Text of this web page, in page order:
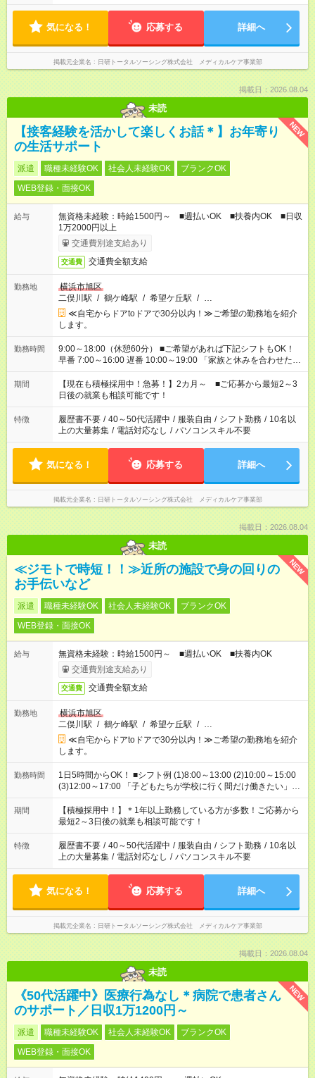
気になる！ 応募する 詳細へ
掲載元企業名 日研トータルソーシング株式会社 メディカルケア事業部
掲載日：2026.08.04
未読
NEW
【接客経験を活かして楽しくお話＊】お年寄り
の生活サポート
派遣 職種未経験OK 社会人未経験OK
ブランクOK
WEB登録・面接OK
給与
無資格未経験：時給1500円～ ■週払いOK ■扶養内OK ■日収
1万2000円以上
交通費別途支給あり
交通費 交通費全額支給
勤務地
横浜市旭区
二俣川駅 / 鶴ケ峰駅 / 希望ケ丘駅 / …
≪自宅からドアtoドアで30分以内！≫ご希望の勤務地を紹介
します。
勤務時間
9:00～18:00（休憩60分） ■ご希望があれば下記シフトもOK！
早番 7:00～16:00 遅番 10:00～19:00 「家族と休みを合わせた
い」 「余裕を持って夕飯の準備がしたい」 「できれば残業はし
たくない」 など、ご希望を教えてくださいね。 ※Wワーク希望
の方へ 今ご覧のお仕事で希望する勤務時間と、もう1つのお仕事
の勤務時間。 合計で週40時間を超える場合は応募できません。
期間
【現在も積極採用中！急募！】2カ月～ ■ご応募から最短2～3
日後の就業も相談可能です！
特徴 履歴書不要 / 40～50代活躍中 / 服装自由 / シフト勤務 / 10名以
上の大量募集 / 電話対応なし / パソコンスキル不要
気になる！ 応募する 詳細へ
掲載元企業名 日研トータルソーシング株式会社 メディカルケア事業部
掲載日：2026.08.04
未読
NEW
≪ジモトで時短！！≫近所の施設で身の回りの
お手伝いなど
派遣 職種未経験OK 社会人未経験OK
ブランクOK
WEB登録・面接OK
給与
無資格未経験：時給1500円～ ■週払いOK ■扶養内OK
交通費別途支給あり
交通費 交通費全額支給
勤務地
横浜市旭区
二俣川駅 / 鶴ケ峰駅 / 希望ケ丘駅 / …
≪自宅からドアtoドアで30分以内！≫ご希望の勤務地を紹介
します。
勤務時間
1日5時間からOK！ ■シフト例 (1)8:00～13:00 (2)10:00～15:00
(3)12:00～17:00 「子どもたちが学校に行く間だけ働きたい」
「余裕を持って夕飯の準備がしたい」 「午前中は働いて、午後
はプライベートの時間にしたい」 など、ご希望を教えてくださ
いね。 ※Wワーク希望の方へ 今ご覧のお仕事で希望する勤務時
間と、もう1つのお仕事の勤務時間。 合計で週40時間を超える
場合は応募できません。
期間
【積極採用中！】＊1年以上勤務している方が多数！ご応募から
最短2～3日後の就業も相談可能です！
特徴 履歴書不要 / 40～50代活躍中 / 服装自由 / シフト勤務 / 10名以
上の大量募集 / 電話対応なし / パソコンスキル不要
気になる！ 応募する 詳細へ
掲載元企業名 日研トータルソーシング株式会社 メディカルケア事業部
掲載日：2026.08.04
未読
NEW
《50代活躍中》医療行為なし＊病院で患者さん
のサポート／日収1万1200円～
派遣 職種未経験OK 社会人未経験OK
ブランクOK
WEB登録・面接OK